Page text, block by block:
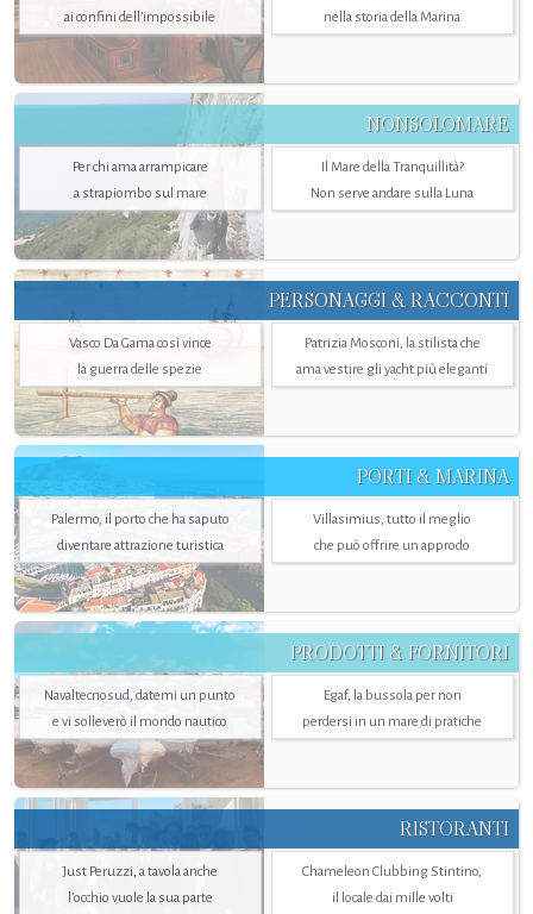
ai confini dell’impossibile
nella storia della Marina
NONSOLOMARE
Per chi ama arrampicare
a strapiombo sul mare
Il Mare della Tranquillità?
Non serve andare sulla Luna
PERSONAGGI & RACCONTI
Vasco Da Gama così vince
la guerra delle spezie
Patrizia Mosconi, la stilista che
ama vestire gli yacht più eleganti
PORTI & MARINA
Palermo, il porto che ha saputo
diventare attrazione turistica
Villasimius, tutto il meglio
che può offrire un approdo
PRODOTTI & FORNITORI
Navaltecnosud, datemi un punto
e vi solleverò il mondo nautico
Egaf, la bussola per non
perdersi in un mare di pratiche
RISTORANTI
Just Peruzzi, a tavola anche
l’occhio vuole la sua parte
Chameleon Clubbing Stintino,
il locale dai mille volti